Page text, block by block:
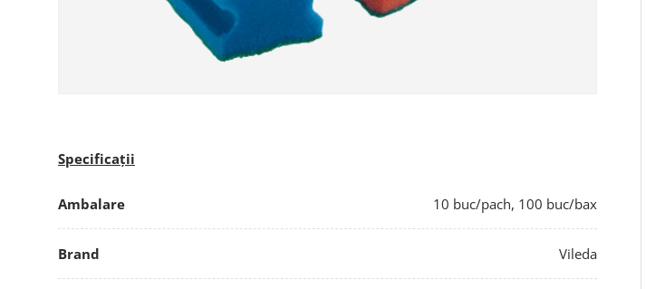
Specificații
Ambalare 10 buc/pach, 100 buc/bax
Brand Vileda